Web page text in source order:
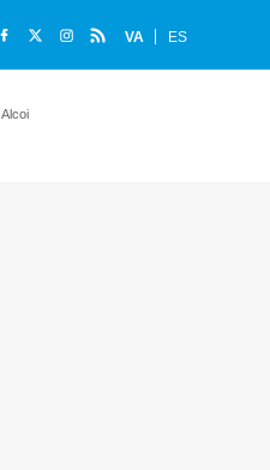
VA ES
Alcoi